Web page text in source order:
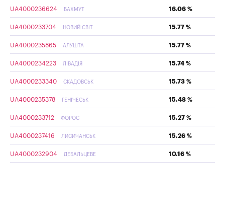
UA4000236624 БАХМУТ 16.06 %
UA4000233704 НОВИЙ СВІТ 15.77 %
UA4000235865 АЛУШТА 15.77 %
UA4000234223 ЛІВАДІЯ 15.74 %
UA4000233340 СКАДОВСЬК 15.73 %
UA4000235378 ГЕНІЧЕСЬК 15.48 %
UA4000233712 ФОРОС 15.27 %
UA4000237416 ЛИСИЧАНСЬК 15.26 %
UA4000232904 ДЕБАЛЬЦЕВЕ 10.16 %